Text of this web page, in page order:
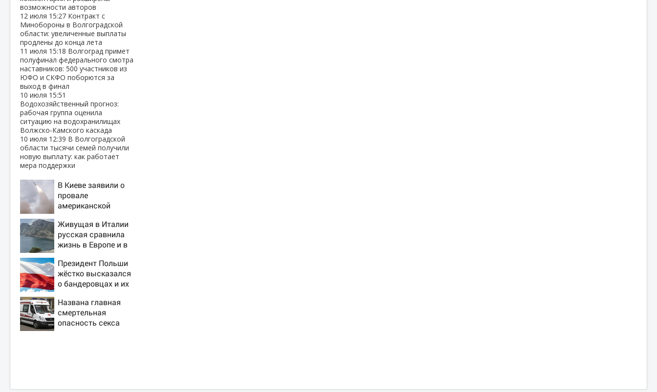
возможности авторов
12 июля 15:27 Контракт с
Минобороны в Волгоградской
области: увеличенные выплаты
продлены до конца лета
11 июля 15:18 Волгоград примет
полуфинал федерального смотра
наставников: 500 участников из
ЮФО и СКФО поборются за
выход в финал
10 июля 15:51
Водохозяйственный прогноз:
рабочая группа оценила
ситуацию на водохранилищах
Волжско‑Камского каскада
10 июля 12:39 В Волгоградской
области тысячи семей получили
новую выплату: как работает
мера поддержки
В Киеве заявили о
провале
американской
лучника» против
России
Живущая в Италии
русская сравнила
жизнь в Европе и в
Президент Польши
жёстко высказался
о бандеровцах и их
Названа главная
смертельная
опасность секса